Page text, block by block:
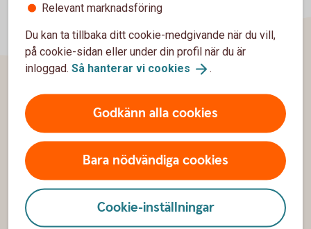
Relevant marknadsföring
Du kan ta tillbaka ditt cookie-medgivande när du vill,
på cookie-sidan eller under din profil när du är
inloggad. Så hanterar vi cookies .
Godkänn alla cookies
Bara nödvändiga cookies
Cookie-inställningar
Sidfot
Om oss
Kontakta oss
Om Swedbank
Nyhetsrum
Jobba hos oss